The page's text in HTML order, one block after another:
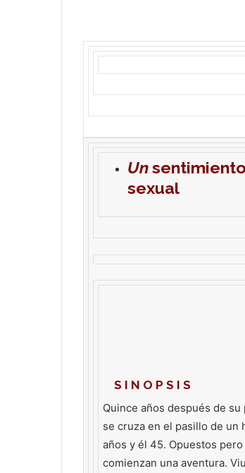
Un
sexual
S I N O P S I S
Quince años después de
se cruza en el pasillo de un
años y él 45. Opuestos
comienzan una aventura.